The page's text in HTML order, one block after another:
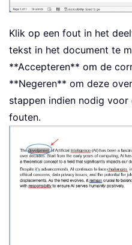
Klik op een fout in het
tekst in het document te
**Accepteren** om de
**Negeren** om deze
stappen indien nodig voor
fouten.